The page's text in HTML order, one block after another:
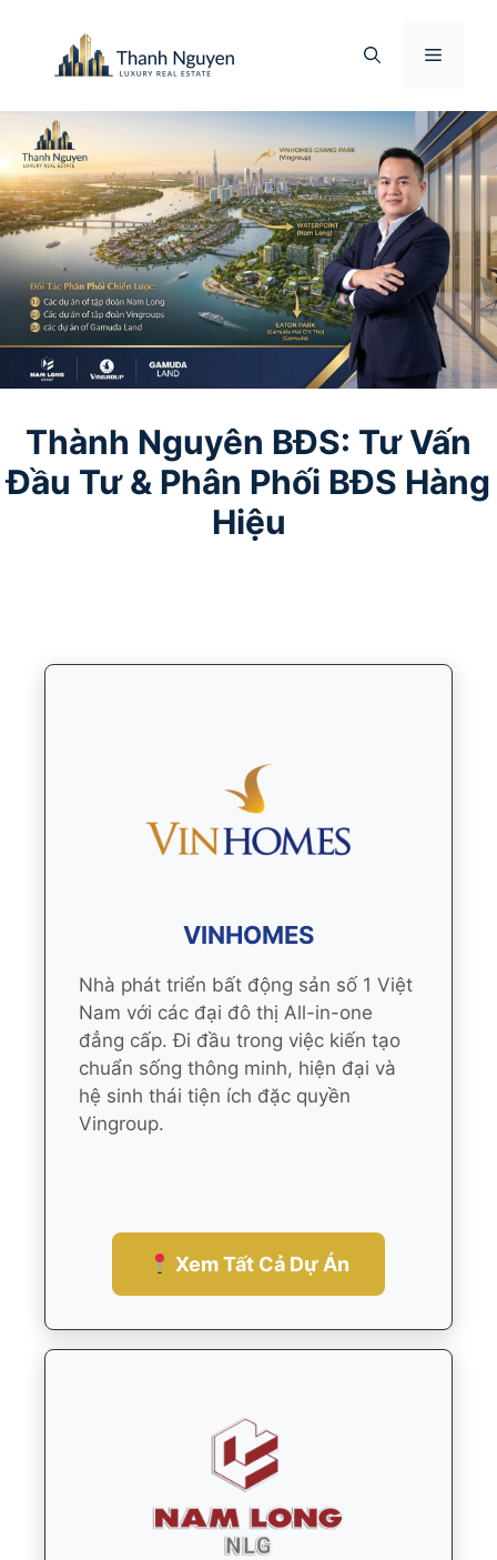
Menu
Thành Nguyên BĐS: Tư Vấn
Đầu Tư & Phân Phối BĐS Hàng
Hiệu
VINHOMES
Nhà phát triển bất động sản số 1 Việt
Nam với các đại đô thị All-in-one
đẳng cấp. Đi đầu trong việc kiến tạo
chuẩn sống thông minh, hiện đại và
hệ sinh thái tiện ích đặc quyền
Vingroup.
Xem Tất Cả Dự Án